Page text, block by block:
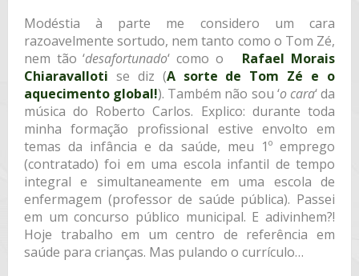
Modéstia à parte me considero um cara
razoavelmente sortudo, nem tanto como o Tom Zé,
nem tão ‘desafortunado‘ como o Rafael Morais
Chiaravalloti se diz (A sorte de Tom Zé e o
aquecimento global!). Também não sou ‘o cara‘ da
música do Roberto Carlos. Explico: durante toda
minha formação profissional estive envolto em
temas da infância e da saúde, meu 1º emprego
(contratado) foi em uma escola infantil de tempo
integral e simultaneamente em uma escola de
enfermagem (professor de saúde pública). Passei
em um concurso público municipal. E adivinhem?!
Hoje trabalho em um centro de referência em
saúde para crianças. Mas pulando o currículo…